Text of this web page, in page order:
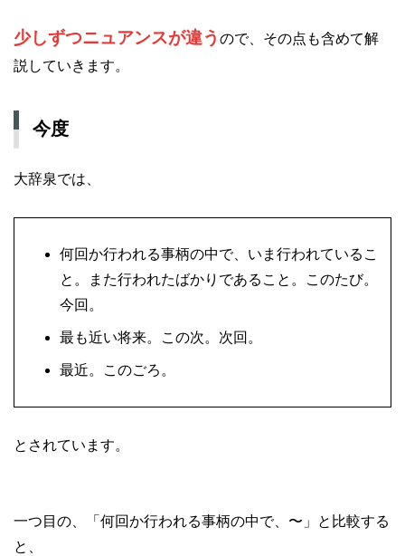
少しずつニュアンスが違う ので、その点も含めて解
説していきます。
今度
大辞泉では、
何回か行われる事柄の中で、いま行われているこ
と。また行われたばかりであること。このたび。
今回。
最も近い将来。この次。次回。
最近。このごろ。
とされています。
一つ目の、「何回か行われる事柄の中で、〜」と比較する
と、